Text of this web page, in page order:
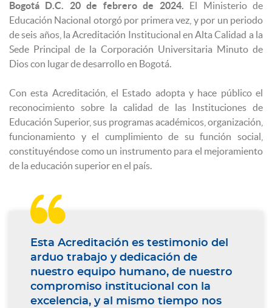
Bogotá D.C. 20 de febrero de 2024. El Ministerio de
Educación Nacional otorgó por primera vez, y por un periodo
de seis años, la Acreditación Institucional en Alta Calidad a la
Sede Principal de la Corporación Universitaria Minuto de
Dios con lugar de desarrollo en Bogotá.
Con esta Acreditación, el Estado adopta y hace público el
reconocimiento sobre la calidad de las Instituciones de
Educación Superior, sus programas académicos, organización,
funcionamiento y el cumplimiento de su función social,
constituyéndose como un instrumento para el mejoramiento
de la educación superior en el país.

Esta Acreditación es testimonio del
arduo trabajo y dedicación de
nuestro equipo humano, de nuestro
compromiso institucional con la
excelencia, y al mismo tiempo nos